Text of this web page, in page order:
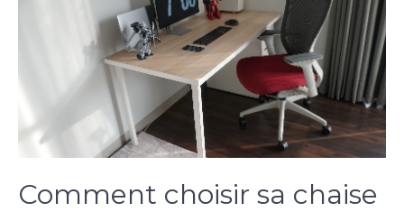
Comment choisir sa chaise